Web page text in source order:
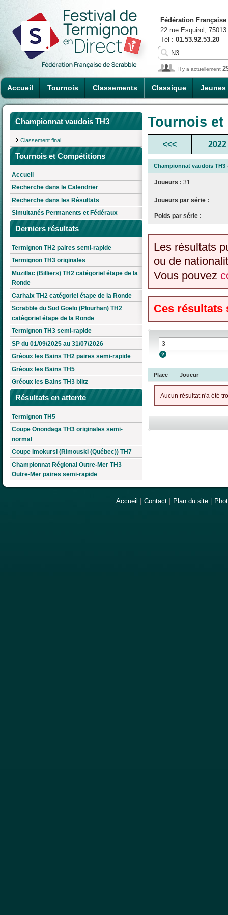
Accueil Tournois Classements Classique Jeunes
Fédération
22 rue Esquirol,
Tél : 01.53.92.53.20
Il y a actuellement
Championnat vaudois TH3
Classement final
Tournois et Compétitions
Accueil
Recherche dans le Calendrier
Recherche dans les Résultats
Simultanés Permanents et Fédéraux
Derniers résultats
Termignon TH2 paires semi-rapide
Termignon TH3 originales
Muzillac (Billiers) TH2 catégoriel étape de la
Ronde
Carhaix TH2 catégoriel étape de la Ronde
Scrabble du Sud Goëlo (Plourhan) TH2
catégoriel étape de la Ronde
Termignon TH3 semi-rapide
SP du 01/09/2025 au 31/07/2026
Gréoux les Bains TH2 paires semi-rapide
Gréoux les Bains TH5
Gréoux les Bains TH3 blitz
Résultats en attente
Termignon TH5
Coupe Onondaga TH3 originales semi-
normal
Coupe Imokursi (Rimouski (Québec)) TH7
Championnat Régional Outre-Mer TH3
Outre-Mer paires semi-rapide
Tournois
<<< 2022
Championnat vaudois TH3
Joueurs : 31
Joueurs par série :
Poids par série :
Les résultats
ou de
Vous pouvez
Ces résultats
Place Joueur
Aucun résultat n'a été
Accueil Contact Plan du site